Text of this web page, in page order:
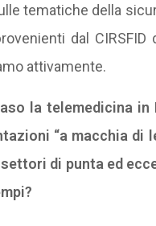
tematiche della
dal
attivamente.
la telemedicina
“a macchia di
di punta ed